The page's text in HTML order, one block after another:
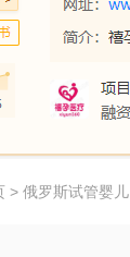
> 俄罗斯试管婴儿